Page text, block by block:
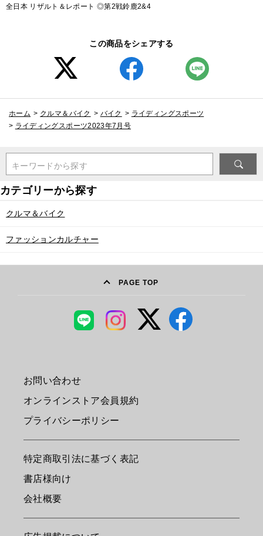
全日本 リザルト＆レポート ◎第2戦鈴鹿2&4
この商品をシェアする
ホーム > クルマ＆バイク > バイク > ライディングスポーツ
> ライディングスポーツ2023年7月号
キーワードから探す
クルマ＆バイク
ファッションカルチャー
PAGE TOP
お問い合わせ
オンラインストア会員規約
プライバシーポリシー
特定商取引法に基づく表記
書店様向け
会社概要